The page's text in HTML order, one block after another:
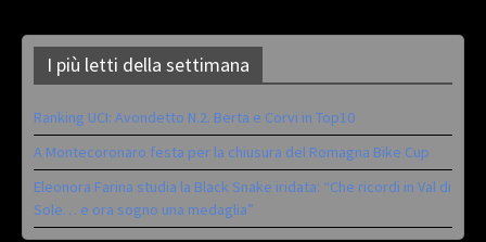
I più letti della settimana
Ranking UCI: Avondetto N.2. Berta e Corvi in Top10
A Montecoronaro festa per la chiusura del Romagna Bike Cup
Eleonora Farina studia la Black Snake iridata: “Che ricordi in Val di
Sole… e ora sogno una medaglia”